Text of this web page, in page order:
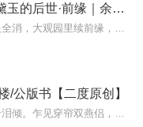
《红楼真梦》｜宝玉和黛玉的后世·前缘｜余韵·新生
/公版书【二度原创】